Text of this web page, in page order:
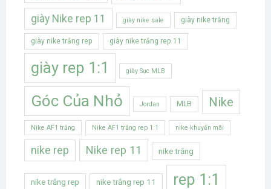
giày Nike rep 11 giày nike sale giày nike trắng
giày nike trắng rep giày nike trắng rep 11
giày rep 1:1 giày Sục MLB
Góc Của Nhỏ Jordan MLB Nike
Nike AF1 trắng Nike AF1 trắng rep 1:1 nike khuyến mãi
nike rep Nike rep 11 nike trắng
nike trắng rep nike trắng rep 11 rep 1:1